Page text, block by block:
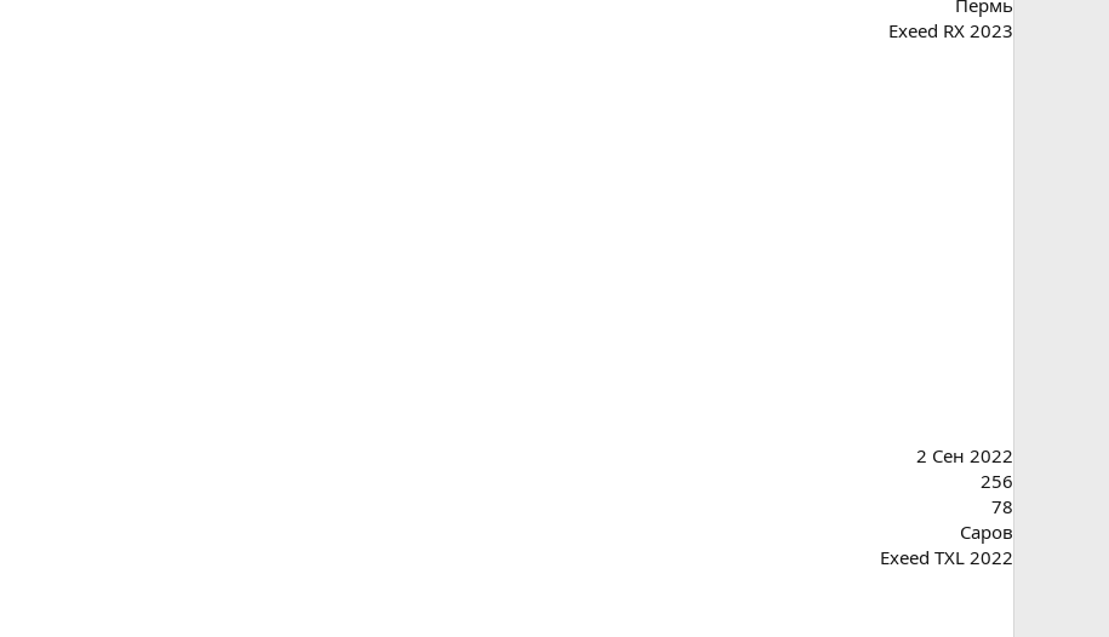
Exeed RX 2023
2 Сен 2022
256
78
Саров
Exeed TXL 2022